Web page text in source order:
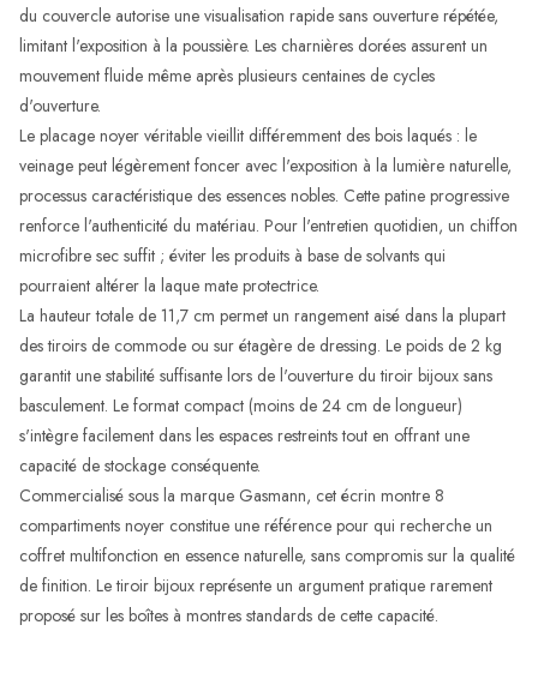
du couvercle autorise une visualisation rapide sans ouverture répétée,
limitant l'exposition à la poussière. Les charnières dorées assurent un
mouvement fluide même après plusieurs centaines de cycles
d'ouverture.
Le placage noyer véritable vieillit différemment des bois laqués : le
veinage peut légèrement foncer avec l'exposition à la lumière naturelle,
processus caractéristique des essences nobles. Cette patine progressive
renforce l'authenticité du matériau. Pour l'entretien quotidien, un chiffon
microfibre sec suffit ; éviter les produits à base de solvants qui
pourraient altérer la laque mate protectrice.
La hauteur totale de 11,7 cm permet un rangement aisé dans la plupart
des tiroirs de commode ou sur étagère de dressing. Le poids de 2 kg
garantit une stabilité suffisante lors de l'ouverture du tiroir bijoux sans
basculement. Le format compact (moins de 24 cm de longueur)
s'intègre facilement dans les espaces restreints tout en offrant une
capacité de stockage conséquente.
Commercialisé sous la marque Gasmann, cet écrin montre 8
compartiments noyer constitue une référence pour qui recherche un
coffret multifonction en essence naturelle, sans compromis sur la qualité
de finition. Le tiroir bijoux représente un argument pratique rarement
proposé sur les boîtes à montres standards de cette capacité.